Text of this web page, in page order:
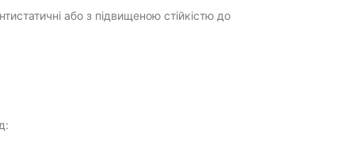
або з підвищеною стійкістю до